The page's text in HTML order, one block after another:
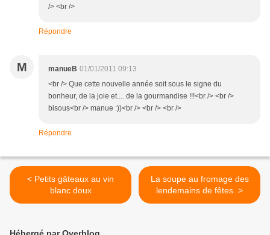
/> <br />
Répondre
M manueB 01/01/2011 09:13
<br /> Que cette nouvelle année soit sous le signe du
bonheur, de la joie et.... de la gourmandise !!!<br /> <br />
bisous<br /> manue :))<br /> <br /> <br />
Répondre
< Petits gâteaux au vin
blanc doux
La soupe au fromage des
lendemains de fêtes. >